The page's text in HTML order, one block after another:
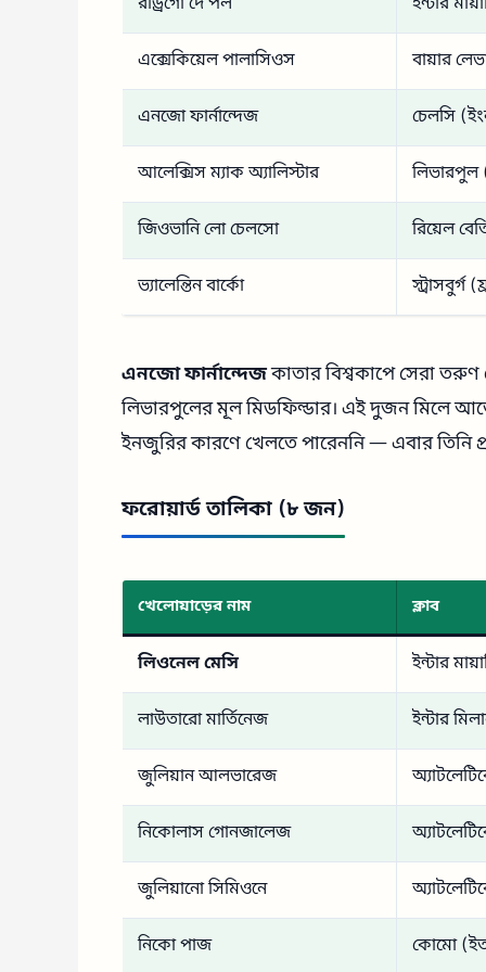
রড্রিগো দে পল ইন্টার
এক্সেকিয়েল পালাসিওস বায়ার
এনজো ফার্নান্দেজ চেলসি
আলেক্সিস ম্যাক অ্যালিস্টার লিভারপুল
জিওভানি লো চেলসো রিয়েল
ভ্যালেন্তিন বার্কো স্ট্রাসবুর্গ
এনজো ফার্নান্দেজকাতার বিশ্বকাপে সেরা
লিভারপুলের মূল মিডফিল্ডার। এই দুজন মিলে
ইনজুরির কারণে খেলতে পারেননি — এবার তিনি
ফরোয়ার্ড তালিকা (৮ জন)
খেলোয়াড়ের নাম ক্লাব
লিওনেল মেসি ইন্টার
লাউতারো মার্তিনেজ ইন্টার
জুলিয়ান আলভারেজ
নিকোলাস গোনজালেজ
জুলিয়ানো সিমিওনে
নিকো পাজ কোমো